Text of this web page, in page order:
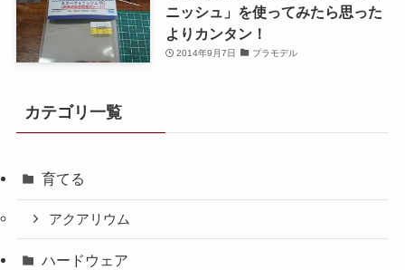
ニッシュ」を使ってみたら思った
よりカンタン！
2014年9月7日 プラモデル
カテゴリ一覧
育てる
アクアリウム
ハードウェア